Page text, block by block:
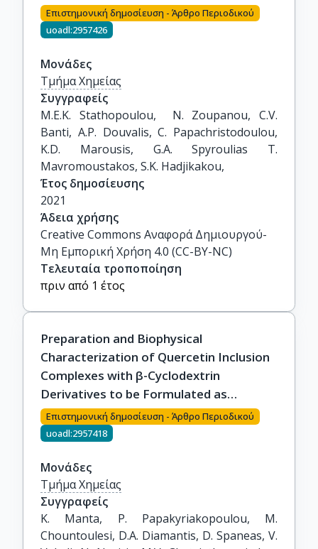
biological evaluation
Επιστημονική δημοσίευση - Άρθρο Περιοδικού
uoadl:2957426
Μονάδες
Τμήμα Χημείας
Συγγραφείς
M.E.K. Stathopoulou,  N. Zoupanou, C.V.
Banti, A.P. Douvalis, C. Papachristodoulou,
K.D. Marousis, G.A. Spyroulias T.
Mavromoustakos, S.K. Hadjikakou,
Έτος δημοσίευσης
2021
Άδεια χρήσης
Creative Commons Αναφορά Δημιουργού-
Μη Εμπορική Χρήση 4.0 (CC-BY-NC)
Τελευταία τροποποίηση
πριν από 1 έτος
Preparation and Biophysical
Characterization of Quercetin Inclusion
Complexes with β-Cyclodextrin
Derivatives to be Formulated as
Possible Nose-to-Brain Quercetin
Delivery Systems
Επιστημονική δημοσίευση - Άρθρο Περιοδικού
uoadl:2957418
Μονάδες
Τμήμα Χημείας
Συγγραφείς
K. Manta, P. Papakyriakopoulou, M.
Chountoulesi, D.A. Diamantis, D. Spaneas, V.